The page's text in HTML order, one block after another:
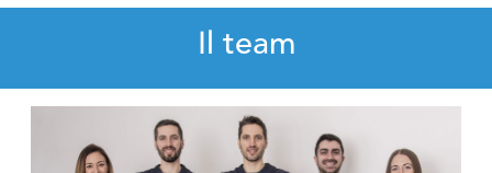
Il team